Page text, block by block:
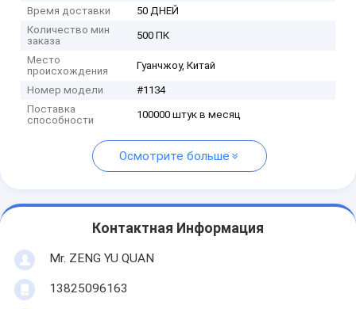
Время доставки
50 ДНЕЙ
Количество мин
заказа
500 ПК
Место
происхождения
Гуанчжоу, Китай
Номер модели
#1134
Поставка
способности
100000 штук в месяц
Осмотрите больше
Контактная Информация
Mr. ZENG YU QUAN
13825096163